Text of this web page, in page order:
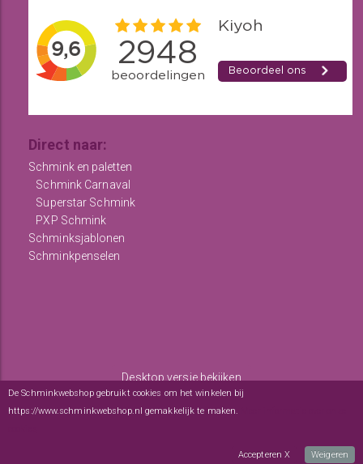
Direct naar:
Schmink en paletten
Schmink Carnaval
Superstar Schmink
PXP Schmink
Schminksjablonen
Schminkpenselen
Desktop versie bekijken
De Schminkwebshop gebruikt cookies om het winkelen bij
https://www.schminkwebshop.nl gemakkelijk te maken.
Accepteren X Weigeren